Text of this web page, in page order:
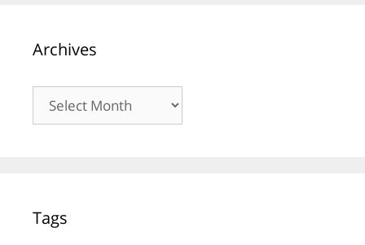
Archives
Archives
Tags